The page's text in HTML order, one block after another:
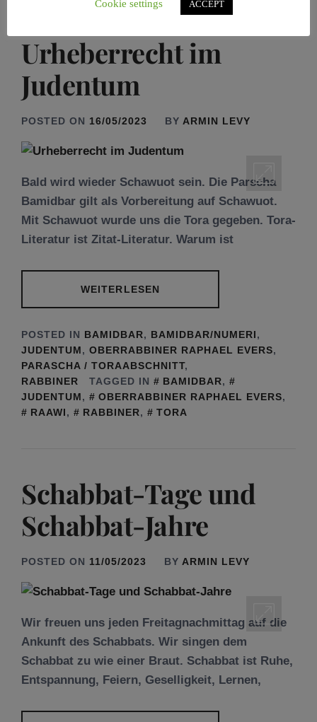
Urheberrecht im
Judentum
POSTED ON 16/05/2023 BY ARMIN LEVY
Bald wird wieder Schawuot sein. Die Parscha
Bamidbar gilt als Vorbereitung auf Schawuot.
Mit Schawuot wurde uns die Tora gegeben. Tora-
Literatur ist Zitat-Literatur. Warum ist
WEITERLESEN
POSTED IN BAMIDBAR, BAMIDBAR/NUMERI,
JUDENTUM, OBERRABBINER RAPHAEL EVERS,
PARASCHA / TORAABSCHNITT,
RABBINER
TAGGED IN BAMIDBAR,
JUDENTUM, OBERRABBINER RAPHAEL EVERS,
RAAWI, RABBINER, TORA
Schabbat-Tage und
Schabbat-Jahre
POSTED ON 11/05/2023 BY ARMIN LEVY
Wir freuen uns jeden Freitagnachmittag auf die
Ankunft des Schabbats. Wir singen dem
Schabbat zu wie einer Braut. Schabbat ist Ruhe,
Entspannung, Feiern, Geselligkeit, Lernen,
Cookie settings
ACCEPT